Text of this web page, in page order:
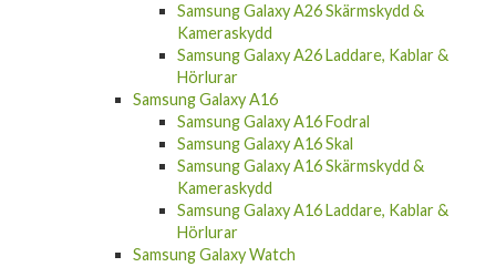
Samsung Galaxy A26 Skärmskydd &
Kameraskydd
Samsung Galaxy A26 Laddare, Kablar &
Hörlurar
Samsung Galaxy A16
Samsung Galaxy A16 Fodral
Samsung Galaxy A16 Skal
Samsung Galaxy A16 Skärmskydd &
Kameraskydd
Samsung Galaxy A16 Laddare, Kablar &
Hörlurar
Samsung Galaxy Watch